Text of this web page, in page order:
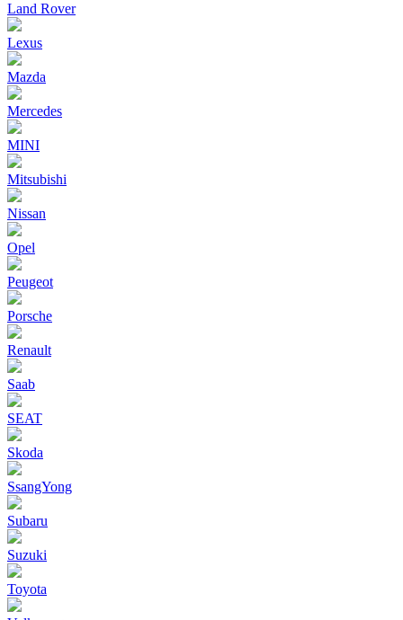
Land Rover
Lexus
Mazda
Mercedes
MINI
Mitsubishi
Nissan
Opel
Peugeot
Porsche
Renault
Saab
SEAT
Skoda
SsangYong
Subaru
Suzuki
Toyota